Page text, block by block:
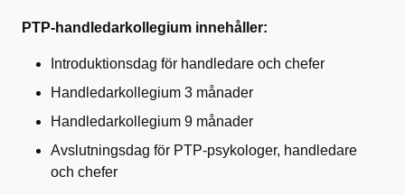
PTP-handledarkollegium innehåller:
Introduktionsdag för handledare och chefer
Handledarkollegium 3 månader
Handledarkollegium 9 månader
Avslutningsdag för PTP-psykologer, handledare
och chefer